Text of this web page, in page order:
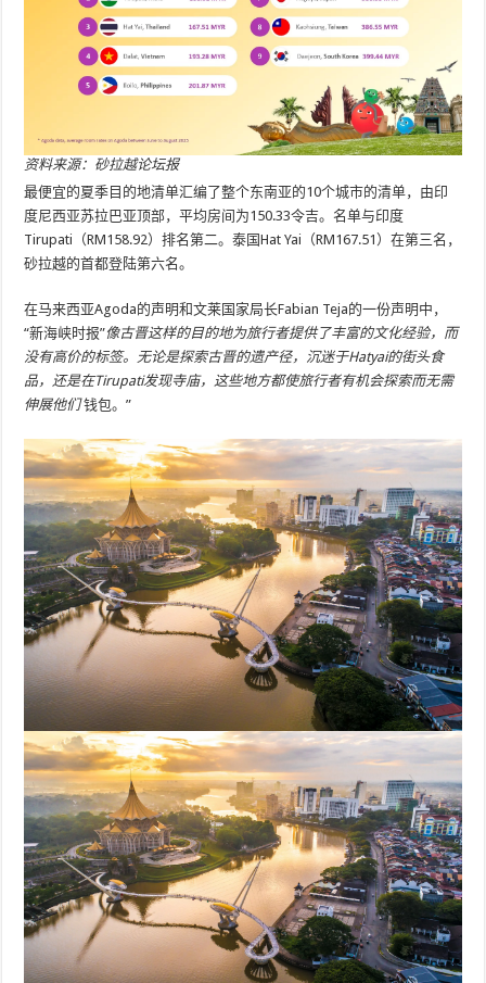
资料来源：砂拉越论坛报
最便宜的夏季目的地清单汇编了整个东南亚的10个城市的清单，由印
度尼西亚苏拉巴亚顶部，平均房间为150.33令吉。名单与印度
Tirupati（RM158.92）排名第二。泰国Hat Yai（RM167.51）在第三名，
砂拉越的首都登陆第六名。
在马来西亚Agoda的声明和文莱国家局长Fabian Teja的一份声明中，
“新海峡时报”像古晋这样的目的地为旅行者提供了丰富的文化经验，而
没有高价的标签。无论是探索古晋的遗产径，沉迷于Hatyai的街头食
品，还是在Tirupati发现寺庙，这些地方都使旅行者有机会探索而无需
伸展他们钱包。”